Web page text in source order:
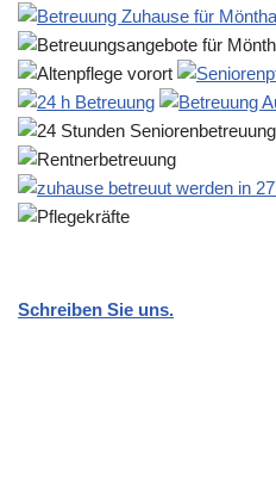
Schreiben Sie uns.